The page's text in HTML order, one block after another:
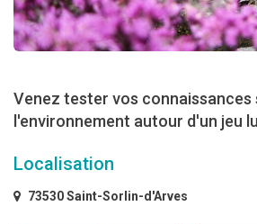
Venez tester vos connaissances
l'environnement autour d'un jeu
Localisation
73530 Saint-Sorlin-d'Arves